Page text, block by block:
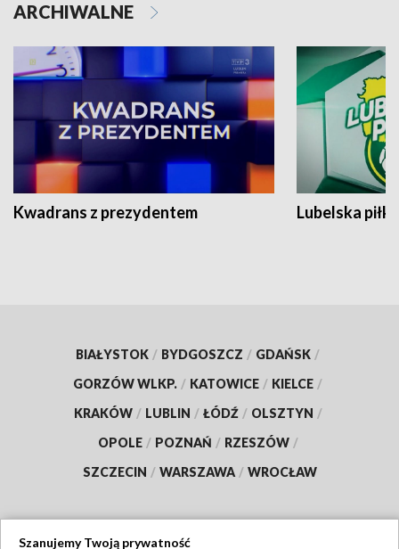
ARCHIWALNE
Kwadrans z prezydentem Lubelska piłka
BIAŁYSTOK / BYDGOSZCZ / GDAŃSK /
GORZÓW WLKP. / KATOWICE / KIELCE /
KRAKÓW / LUBLIN / ŁÓDŹ / OLSZTYN /
OPOLE / POZNAŃ / RZESZÓW /
SZCZECIN / WARSZAWA / WROCŁAW
Szanujemy Twoją prywatność